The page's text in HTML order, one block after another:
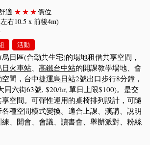
適 ★★★價位
右10.5 x 前後4m)
活動
日區(合勤共生宅)的場地租借共享空間，
日火車站、高鐵台中站的開課教學場地、會
間，台中捷運烏日站2號出口步行8分鐘，
同六街63號, $20/hr, 單日上限$100)。是交
空間。可彈性運用的桌椅排列設計，可隨
種空間模式變換。適合上課、演講、說明
、開會、會議、讀書會、舉辦派對、粉絲